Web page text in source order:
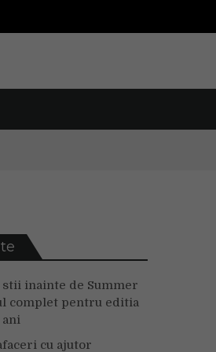
stii inainte de Summer
complet pentru editia
ani
cu ajutor